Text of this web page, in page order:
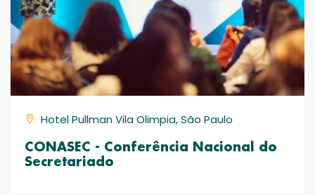
Hotel Pullman Vila Olimpia, São Paulo
CONASEC - Conferência Nacional do
Secretariado